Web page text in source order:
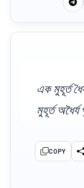
এক মুহূর্ত
মুহূর্ত
COPY